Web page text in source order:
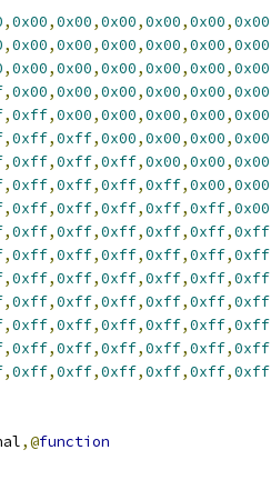
,0x00,0x00,0x00,0x00,0x00,0x00
,0x00,0x00,0x00,0x00,0x00,0x00
,0x00,0x00,0x00,0x00,0x00,0x00
,0x00,0x00,0x00,0x00,0x00,0x00
,0xff,0x00,0x00,0x00,0x00,0x00
,0xff,0xff,0x00,0x00,0x00,0x00
,0xff,0xff,0xff,0x00,0x00,0x00
,0xff,0xff,0xff,0xff,0x00,0x00
,0xff,0xff,0xff,0xff,0xff,0x00
,0xff,0xff,0xff,0xff,0xff,0xff
,0xff,0xff,0xff,0xff,0xff,0xff
,0xff,0xff,0xff,0xff,0xff,0xff
,0xff,0xff,0xff,0xff,0xff,0xff
,0xff,0xff,0xff,0xff,0xff,0xff
,0xff,0xff,0xff,0xff,0xff,0xff
,0xff,0xff,0xff,0xff,0xff,0xff
,@function